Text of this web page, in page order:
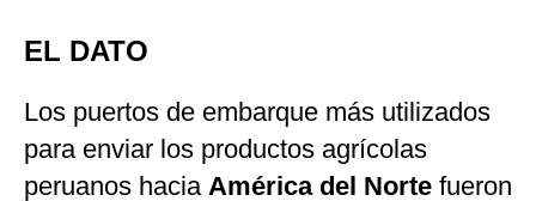
EL DATO
Los puertos de embarque más utilizados
para enviar los productos agrícolas
peruanos hacia América del Norte fueron